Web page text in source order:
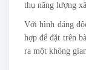
thụ năng lượng
Với hình dáng
hợp để đặt trên
ra một không